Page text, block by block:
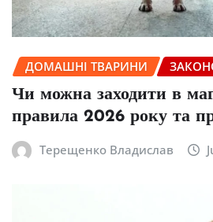
ДОМАШНІ ТВАРИНИ
Чи можна заходити в
правила 2026 року та
Терещенко Владислав